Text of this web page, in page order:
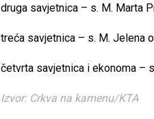
druga savjetnica – s. M. Marta
treća savjetnica – s. M. Jelena
četvrta savjetnica i ekonoma –
Izvor: Crkva na kamenu/KTA